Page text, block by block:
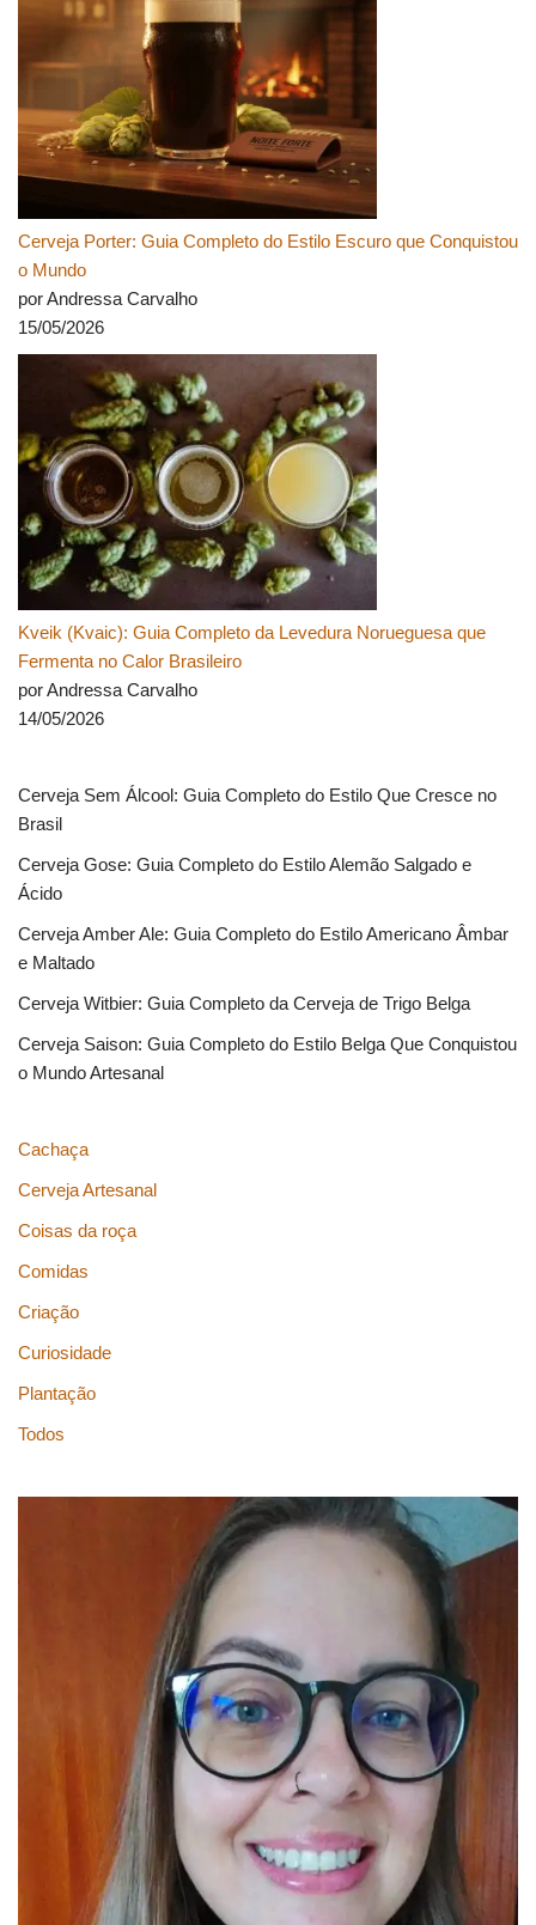
Cerveja Porter: Guia Completo do Estilo Escuro que Conquistou
o Mundo
por Andressa Carvalho
15/05/2026
Kveik (Kvaic): Guia Completo da Levedura Norueguesa que
Fermenta no Calor Brasileiro
por Andressa Carvalho
14/05/2026
Cerveja Sem Álcool: Guia Completo do Estilo Que Cresce no
Brasil
Cerveja Gose: Guia Completo do Estilo Alemão Salgado e
Ácido
Cerveja Amber Ale: Guia Completo do Estilo Americano Âmbar
e Maltado
Cerveja Witbier: Guia Completo da Cerveja de Trigo Belga
Cerveja Saison: Guia Completo do Estilo Belga Que Conquistou
o Mundo Artesanal
Cachaça
Cerveja Artesanal
Coisas da roça
Comidas
Criação
Curiosidade
Plantação
Todos